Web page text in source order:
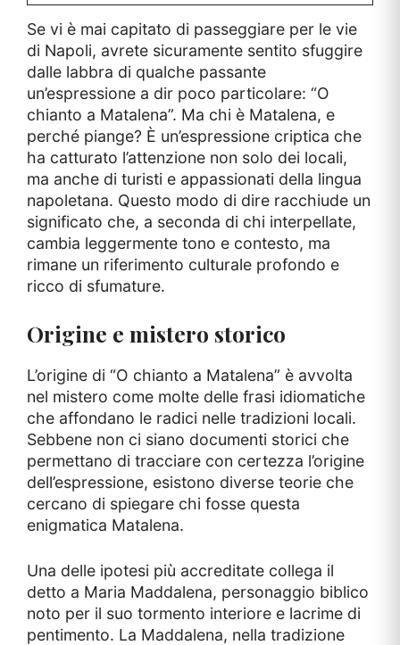
Se vi è mai capitato di passeggiare per le vie
di Napoli, avrete sicuramente sentito sfuggire
dalle labbra di qualche passante
un’espressione a dir poco particolare: “O
chianto a Matalena”. Ma chi è Matalena, e
perché piange? È un’espressione criptica che
ha catturato l’attenzione non solo dei locali,
ma anche di turisti e appassionati della lingua
napoletana. Questo modo di dire racchiude un
significato che, a seconda di chi interpellate,
cambia leggermente tono e contesto, ma
rimane un riferimento culturale profondo e
ricco di sfumature.
Origine e mistero storico
L’origine di “O chianto a Matalena” è avvolta
nel mistero come molte delle frasi idiomatiche
che affondano le radici nelle tradizioni locali.
Sebbene non ci siano documenti storici che
permettano di tracciare con certezza l’origine
dell’espressione, esistono diverse teorie che
cercano di spiegare chi fosse questa
enigmatica Matalena.
Una delle ipotesi più accreditate collega il
detto a Maria Maddalena, personaggio biblico
noto per il suo tormento interiore e lacrime di
pentimento. La Maddalena, nella tradizione